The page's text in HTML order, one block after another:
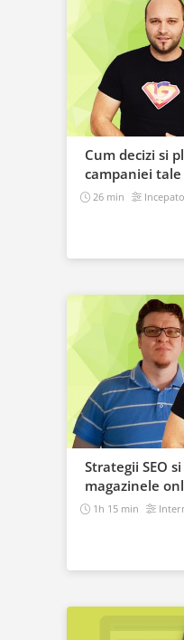
Cum decizi si
campaniei tale
26 min
Strategii SEO
magazinele
1h 15 min